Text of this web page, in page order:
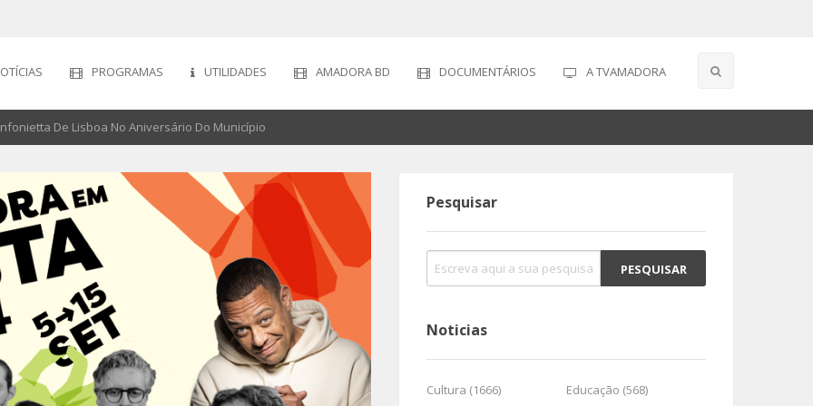
PROGRAMAS UTILIDADES AMADORA BD DOCUMENTÁRIOS A TVAMADORA
De Lisboa No Aniversário Do Município
Pesquisar
Noticias
Cultura (1666)
Educação (568)